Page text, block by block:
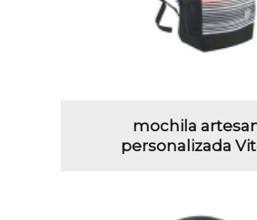
mochila
personalizada